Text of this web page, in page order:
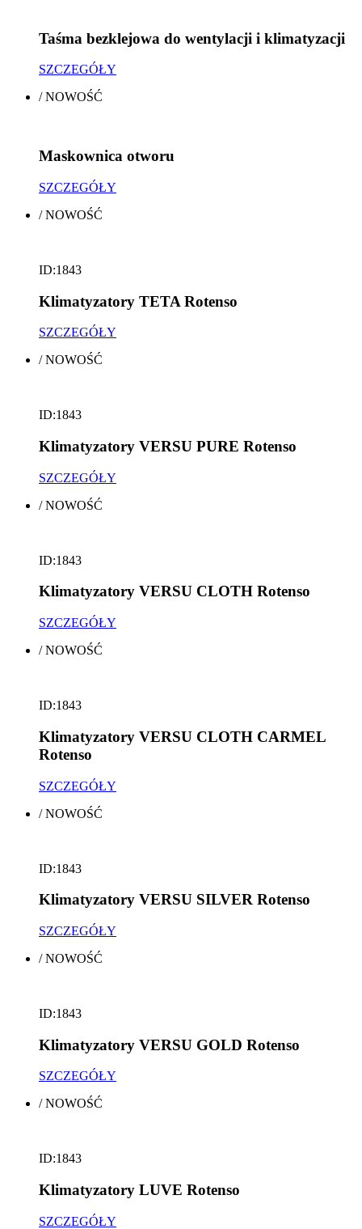
Taśma bezklejowa do wentylacji i klimatyzacji
SZCZEGÓŁY
/NOWOŚĆ
Maskownica otworu
SZCZEGÓŁY
/NOWOŚĆ
ID:1843
Klimatyzatory TETA Rotenso
SZCZEGÓŁY
/NOWOŚĆ
ID:1843
Klimatyzatory VERSU PURE Rotenso
SZCZEGÓŁY
/NOWOŚĆ
ID:1843
Klimatyzatory VERSU CLOTH Rotenso
SZCZEGÓŁY
/NOWOŚĆ
ID:1843
Klimatyzatory VERSU CLOTH CARMEL
Rotenso
SZCZEGÓŁY
/NOWOŚĆ
ID:1843
Klimatyzatory VERSU SILVER Rotenso
SZCZEGÓŁY
/NOWOŚĆ
ID:1843
Klimatyzatory VERSU GOLD Rotenso
SZCZEGÓŁY
/NOWOŚĆ
ID:1843
Klimatyzatory LUVE Rotenso
SZCZEGÓŁY